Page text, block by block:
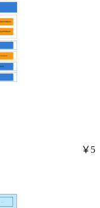
￥5